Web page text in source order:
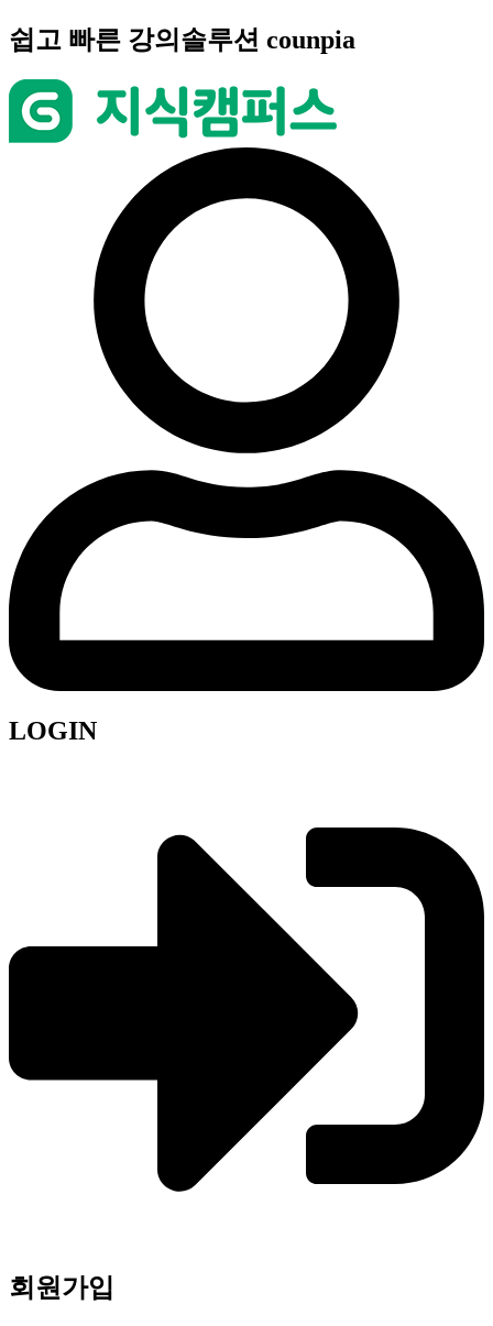
콘
텐
츠
로
건
너
쉽고 빠른 강의솔루션 counpia
LOGIN
회원가입